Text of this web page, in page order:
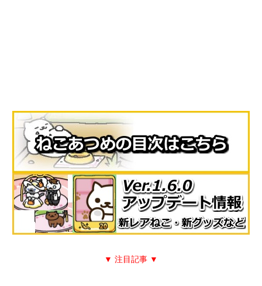
▼ 注目記事 ▼